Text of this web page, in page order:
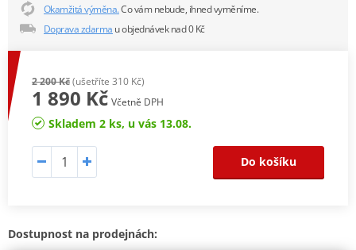
Okamžitá výměna.Co vám nebude, ihned vyměníme.
Doprava zdarma u objednávek nad 0 Kč
2 200 Kč(ušetříte 310 Kč)
1 890 Kč Včetně DPH
Skladem 2 ks, u vás 13.08.
Do košíku
Dostupnost na prodejnách: